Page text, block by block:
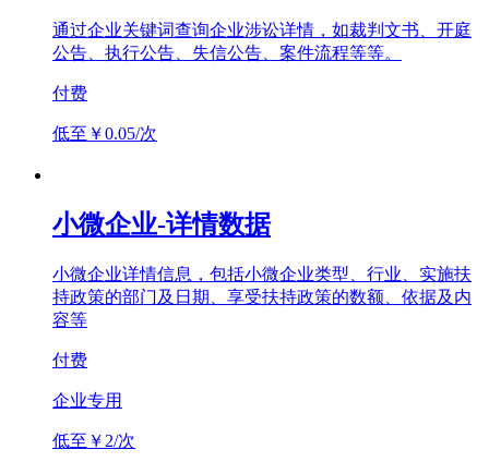
通过企业关键词查询企业涉讼详情，如裁判文书、开庭
公告、执行公告、失信公告、案件流程等等。
付费
低至￥0.05/次
小微企业-详情数据
小微企业详情信息，包括小微企业类型、行业、实施扶
持政策的部门及日期、享受扶持政策的数额、依据及内
容等
付费
企业专用
低至￥2/次